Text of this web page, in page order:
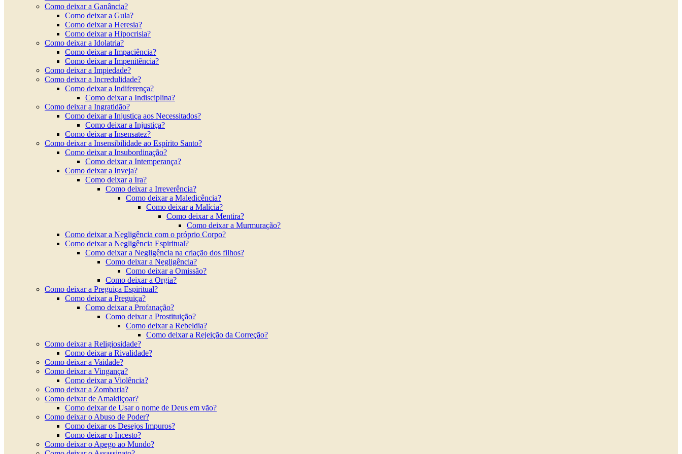
Como deixar a Ganância?
Como deixar a Gula?
Como deixar a Heresia?
Como deixar a Hipocrisia?
Como deixar a Idolatria?
Como deixar a Impaciência?
Como deixar a Impenitência?
Como deixar a Impiedade?
Como deixar a Incredulidade?
Como deixar a Indiferença?
Como deixar a Indisciplina?
Como deixar a Ingratidão?
Como deixar a Injustiça aos Necessitados?
Como deixar a Injustiça?
Como deixar a Insensatez?
Como deixar a Insensibilidade ao Espírito Santo?
Como deixar a Insubordinação?
Como deixar a Intemperança?
Como deixar a Inveja?
Como deixar a Ira?
Como deixar a Irreverência?
Como deixar a Maledicência?
Como deixar a Malícia?
Como deixar a Mentira?
Como deixar a Murmuração?
Como deixar a Negligência com o próprio Corpo?
Como deixar a Negligência Espiritual?
Como deixar a Negligência na criação dos filhos?
Como deixar a Negligência?
Como deixar a Omissão?
Como deixar a Orgia?
Como deixar a Preguiça Espiritual?
Como deixar a Preguiça?
Como deixar a Profanação?
Como deixar a Prostituição?
Como deixar a Rebeldia?
Como deixar a Rejeição da Correção?
Como deixar a Religiosidade?
Como deixar a Rivalidade?
Como deixar a Vaidade?
Como deixar a Vingança?
Como deixar a Violência?
Como deixar a Zombaria?
Como deixar de Amaldiçoar?
Como deixar de Usar o nome de Deus em vão?
Como deixar o Abuso de Poder?
Como deixar os Desejos Impuros?
Como deixar o Incesto?
Como deixar o Apego ao Mundo?